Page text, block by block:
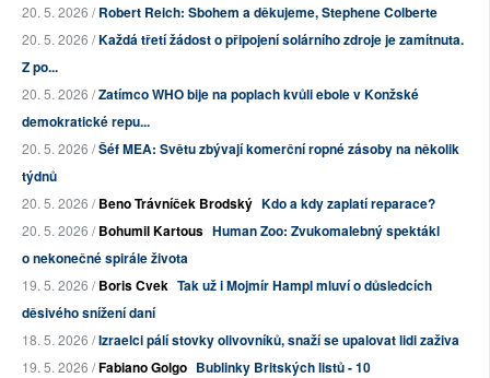
20. 5. 2026 /Robert Reich: Sbohem a děkujeme, Stephene Colberte
20. 5. 2026 /Každá třetí žádost o připojení solárního zdroje je zamítnuta.
Z po...
20. 5. 2026 /Zatímco WHO bije na poplach kvůli ebole v Konžské
demokratické repu...
20. 5. 2026 /Šéf MEA: Světu zbývají komerční ropné zásoby na několik
týdnů
20. 5. 2026 /Beno Trávníček Brodský Kdo a kdy zaplatí reparace?
20. 5. 2026 /Bohumil Kartous Human Zoo: Zvukomalebný spektákl
o nekonečné spirále života
19. 5. 2026 /Boris Cvek Tak už i Mojmír Hampl mluví o důsledcích
děsivého snížení daní
18. 5. 2026 /Izraelci pálí stovky olivovníků, snaží se upalovat lidi zaživa
19. 5. 2026 /Fabiano Golgo Bublinky Britských listů - 10